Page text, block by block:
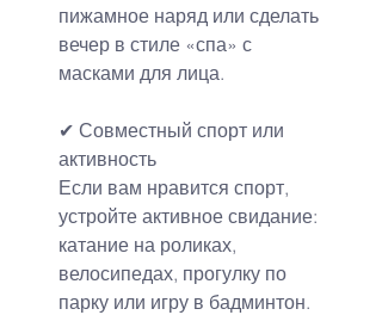
пижамное наряд или сделать
вечер в стиле «спа» с
масками для лица.
✔ Совместный спорт или
активность
Если вам нравится спорт,
устройте активное свидание:
катание на роликах,
велосипедах, прогулку по
парку или игру в бадминтон.